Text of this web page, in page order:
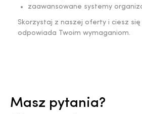
zaawansowane systemy
Skorzystaj z naszej oferty i ciesz się
odpowiada Twoim wymaganiom.
Masz pytania?